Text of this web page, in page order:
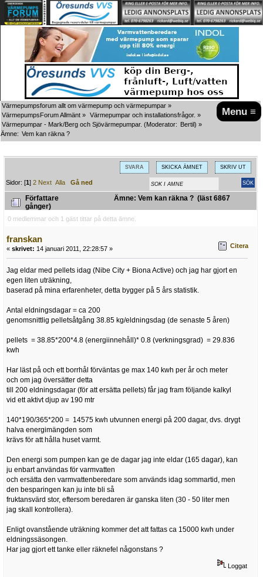
Menu ≡
Värmepumpsforum allt om värmepump och värmepumpar »
VärmepumpsForum Allmänt » Värmepumpar och installationsfrågor. »
Värmepumpar - Mark/Berg och Sjövärmepumpar. (Moderator: Bertil) »
Ämne: Vem kan räkna ?
SVARA SKICKA ÄMNET SKRIV UT
Sidor: [1]2 Next Alla Gå ned
Författare
Ämne: Vem kan räkna ? (läst 6867
gånger)
0 medlemmar och 1 gäst tittar på detta ämne.
franskan
« skrivet: 14 januari 2011, 22:28:57 » Citera
Jag eldar med pellets idag (Nibe City + Biona Active) och jag har gjort en
egen liten uträkning,
baserad på mina erfarenheter, detta bygger på 5 års statistik.
Antal eldningsdagar = ca 200
genomsnittlig pelletsåtgång 38.85 kg/eldningsdag (de senaste 5 åren)
pellets = 38.85*200*4.8 (energiinnehåll)* 0.8 (verkningsgrad) = 29.836
kwh
Har läst på och ett borrhål förväntas ge max 140 kwh per år och meter
och om jag översätter detta
till 200 eldningsdagar (för att ersätta pellets) får jag fram följande kalkyl
vid ett aktivt djup av 190 mtr
140*190/365*200 = 14575 kwh utvunnen energi på 200 dagar, dvs. drygt
halva energimängden som
krävs för att hålla huset varmt.
Den energi som pumpen kan ge de dagar jag inte eldar (165 dagar), kan
ju enbart användas för varmvatten
och ersätta den varmvattenberedare som används idag sommartid, men
den besparingen kan ju inte bli så
fruktansvärd stor, eftersom beredaren är ganska liten (30 - 50 liter men
jag skall kontrollera).
Enligt ovanstående uträkning kommer det att fattas ca 15000 kwh under
eldningssäsongen.
Har jag gjort ett tanke eller räknefel någonstans ?
Loggat